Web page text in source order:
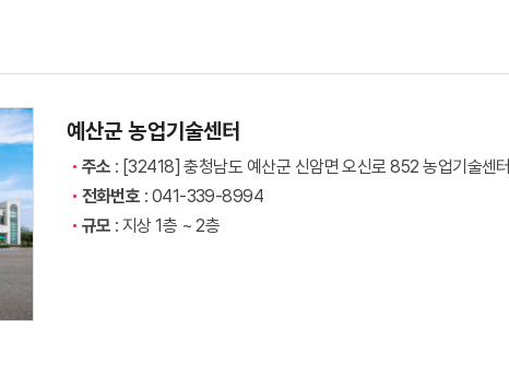
예산군 농업기술센터
주소 : [32418] 충청남도 예산군 신암면 오신로 852 농업기술센터
전화번호 : 041-339-8994
규모 : 지상 1층 ~ 2층